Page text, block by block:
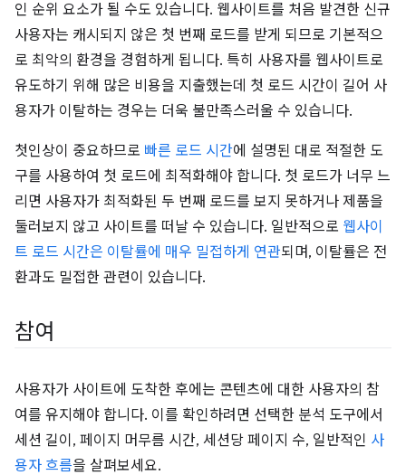
인 순위 요소가 될 수도 있습니다. 웹사이트를 처음 발견한 신규
사용자는 캐시되지 않은 첫 번째 로드를 받게 되므로 기본적으
로 최악의 환경을 경험하게 됩니다. 특히 사용자를 웹사이트로
유도하기 위해 많은 비용을 지출했는데 첫 로드 시간이 길어 사
용자가 이탈하는 경우는 더욱 불만족스러울 수 있습니다.
첫인상이 중요하므로 빠른 로드 시간에 설명된 대로 적절한 도
구를 사용하여 첫 로드에 최적화해야 합니다. 첫 로드가 너무 느
리면 사용자가 최적화된 두 번째 로드를 보지 못하거나 제품을
둘러보지 않고 사이트를 떠날 수 있습니다. 일반적으로 웹사이
트 로드 시간은 이탈률에 매우 밀접하게 연관되며, 이탈률은 전
환과도 밀접한 관련이 있습니다.
참여
사용자가 사이트에 도착한 후에는 콘텐츠에 대한 사용자의 참
여를 유지해야 합니다. 이를 확인하려면 선택한 분석 도구에서
세션 길이, 페이지 머무름 시간, 세션당 페이지 수, 일반적인 사
용자 흐름을 살펴보세요.